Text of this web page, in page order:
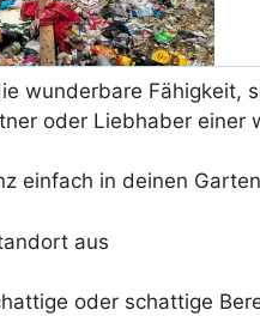
wunderbare Fähigkeit,
oder Liebhaber einer
einfach in deinen
aus
oder schattige